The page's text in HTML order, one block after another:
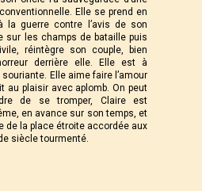
Elle se prend en
la guerre contre l’avis de son
sur les champs de bataille puis
réintègre son couple, bien
derrière elle. Elle est à
Elle aime faire l’amour
au plaisir avec aplomb. On peut
de se tromper, Claire est
en avance sur son temps, et
de la place étroite accordée aux
siècle tourmenté.